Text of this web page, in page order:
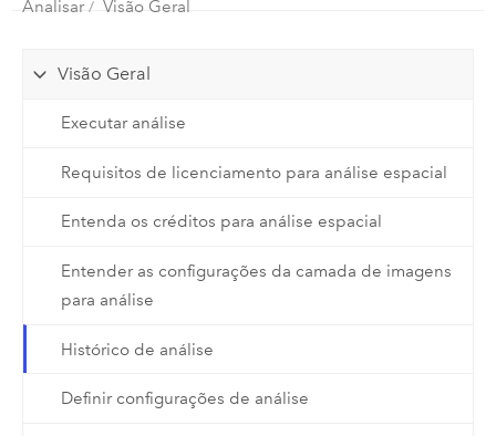
Gerenciar Dados
Administrador
Referência
Analisar Visão Geral
Visão Geral
Executar análise
Requisitos de licenciamento para análise espacial
Entenda os créditos para análise espacial
Entender as configurações da camada de imagens
para análise
Histórico de análise
Definir configurações de análise